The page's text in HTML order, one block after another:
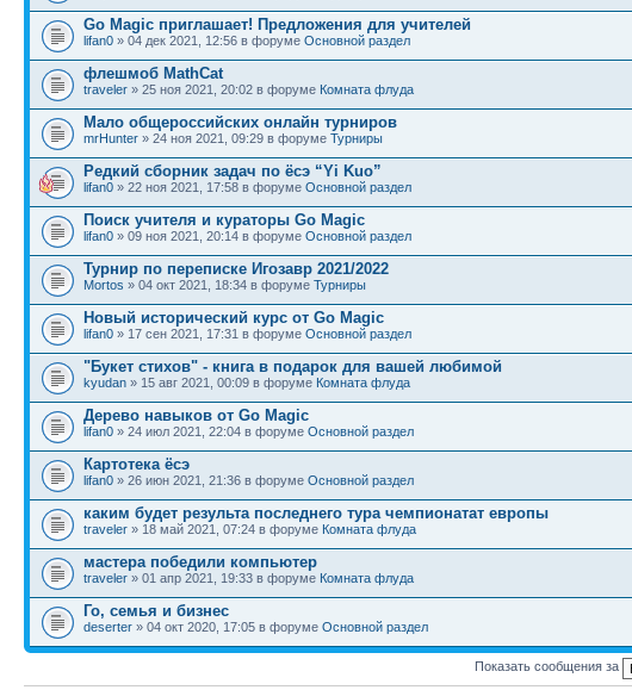
Go Magic приглашает! Предложения для учителей
lifan0 » 04 дек 2021, 12:56 в форуме Основной раздел
флешмоб MathCat
traveler » 25 ноя 2021, 20:02 в форуме Комната флуда
Мало общероссийских онлайн турниров
mrHunter » 24 ноя 2021, 09:29 в форуме Турниры
Редкий сборник задач по ёсэ “Yi Kuo”
lifan0 » 22 ноя 2021, 17:58 в форуме Основной раздел
Поиск учителя и кураторы Go Magic
lifan0 » 09 ноя 2021, 20:14 в форуме Основной раздел
Турнир по переписке Игозавр 2021/2022
Mortos » 04 окт 2021, 18:34 в форуме Турниры
Новый исторический курс от Go Magic
lifan0 » 17 сен 2021, 17:31 в форуме Основной раздел
"Букет стихов" - книга в подарок для вашей любимой
kyudan » 15 авг 2021, 00:09 в форуме Комната флуда
Дерево навыков от Go Magic
lifan0 » 24 июл 2021, 22:04 в форуме Основной раздел
Картотека ёсэ
lifan0 » 26 июн 2021, 21:36 в форуме Основной раздел
каким будет результа последнего тура чемпионатат европы
traveler » 18 май 2021, 07:24 в форуме Комната флуда
мастера победили компьютер
traveler » 01 апр 2021, 19:33 в форуме Комната флуда
Го, семья и бизнес
deserter » 04 окт 2020, 17:05 в форуме Основной раздел
Показать сообщения за